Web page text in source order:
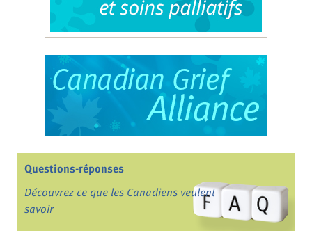
Questions-réponses
Découvrez ce que les Canadiens veulent
savoir